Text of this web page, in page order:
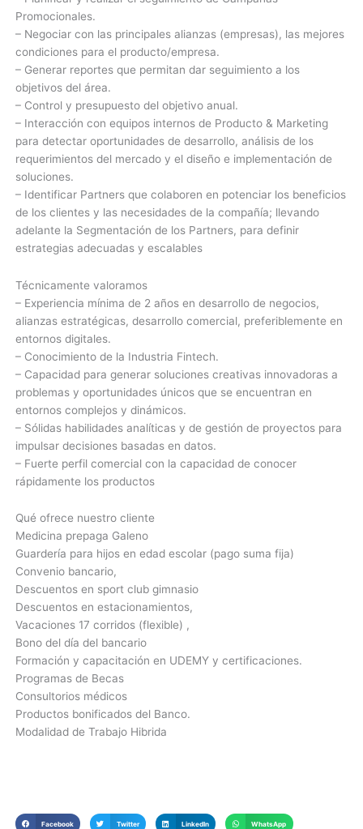
Promocionales.
– Negociar con las principales alianzas (empresas), las mejores
condiciones para el producto/empresa.
– Generar reportes que permitan dar seguimiento a los
objetivos del área.
– Control y presupuesto del objetivo anual.
– Interacción con equipos internos de Producto & Marketing
para detectar oportunidades de desarrollo, análisis de los
requerimientos del mercado y el diseño e implementación de
soluciones.
– Identificar Partners que colaboren en potenciar los beneficios
de los clientes y las necesidades de la compañía; llevando
adelante la Segmentación de los Partners, para definir
estrategias adecuadas y escalables
Técnicamente valoramos
– Experiencia mínima de 2 años en desarrollo de negocios,
alianzas estratégicas, desarrollo comercial, preferiblemente en
entornos digitales.
– Conocimiento de la Industria Fintech.
– Capacidad para generar soluciones creativas innovadoras a
problemas y oportunidades únicos que se encuentran en
entornos complejos y dinámicos.
– Sólidas habilidades analíticas y de gestión de proyectos para
impulsar decisiones basadas en datos.
– Fuerte perfil comercial con la capacidad de conocer
rápidamente los productos
Qué ofrece nuestro cliente
Medicina prepaga Galeno
Guardería para hijos en edad escolar (pago suma fija)
Convenio bancario,
Descuentos en sport club gimnasio
Descuentos en estacionamientos,
Vacaciones 17 corridos (flexible) ,
Bono del día del bancario
Formación y capacitación en UDEMY y certificaciones.
Programas de Becas
Consultorios médicos
Productos bonificados del Banco.
Modalidad de Trabajo Hibrida
Facebook Twitter LinkedIn WhatsApp